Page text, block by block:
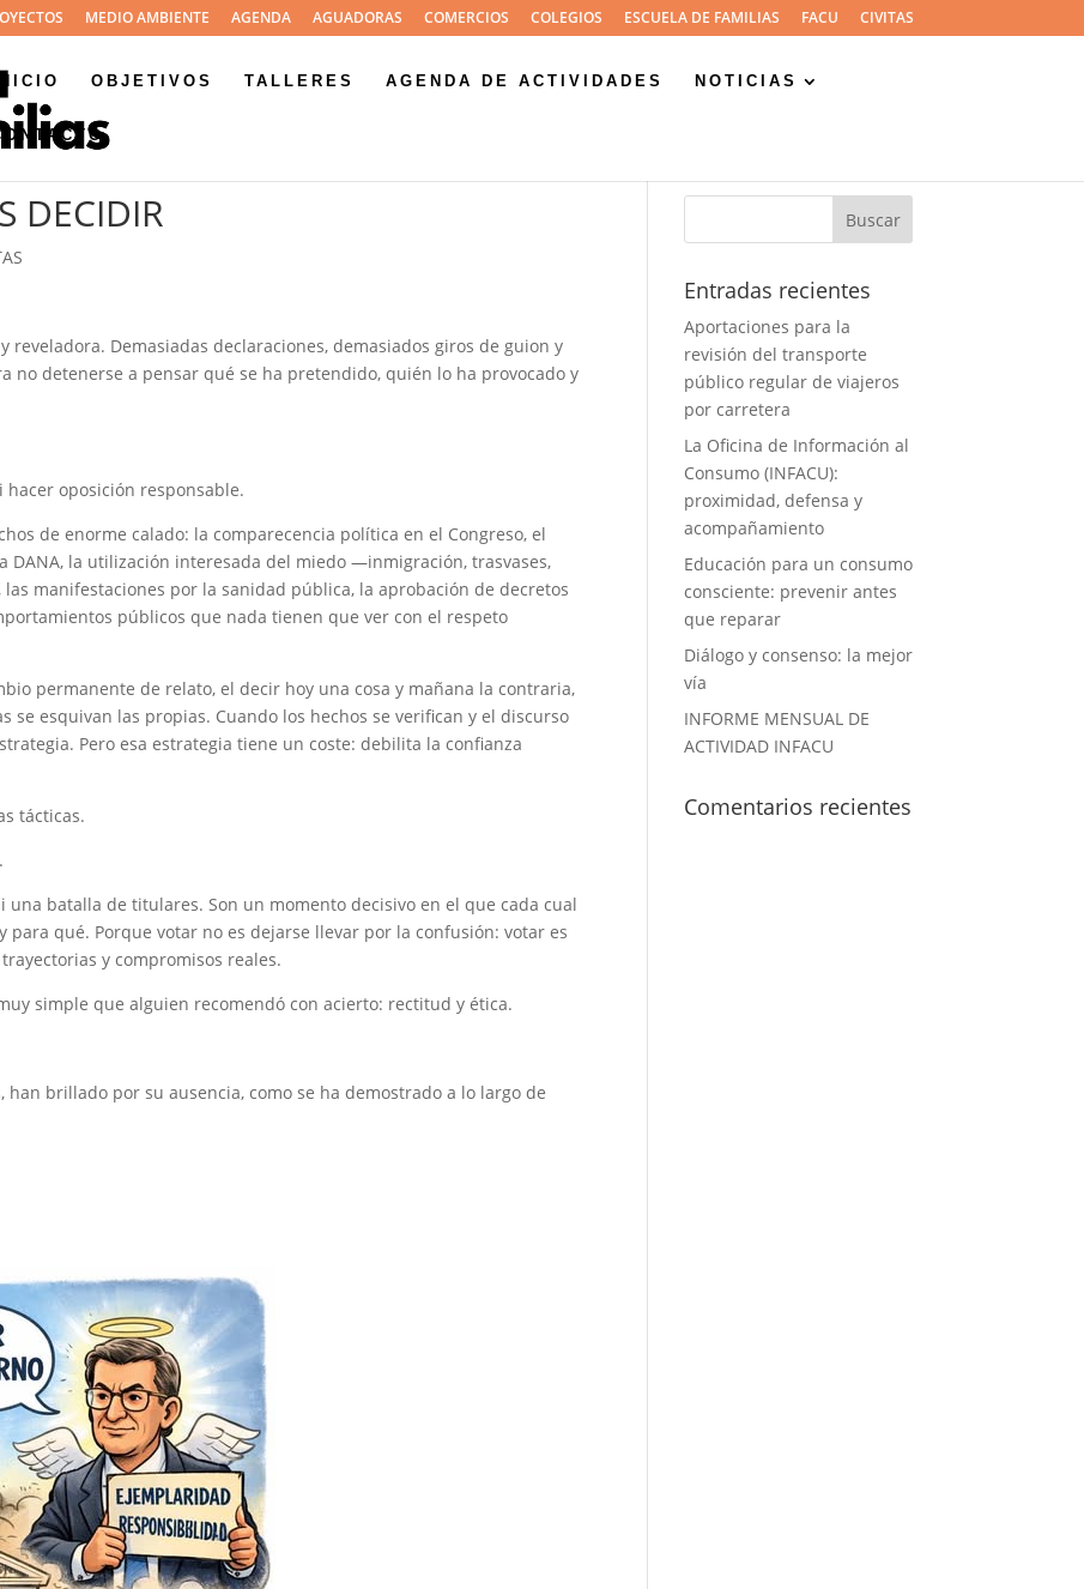
MEDIO AMBIENTE AGENDA AGUADORAS COMERCIOS COLEGIOS ESCUELA DE FAMILIAS FACU CIVITAS
OBJETIVOS TALLERES AGENDA DE ACTIVIDADES NOTICIAS
DECIDIR
reveladora. Demasiadas declaraciones, demasiados giros de guion y
no detenerse a pensar qué se ha pretendido, quién lo ha provocado y
oposición responsable.
de enorme calado: la comparecencia política en el Congreso, el
DANA, la utilización interesada del miedo —inmigración, trasvases,
manifestaciones por la sanidad pública, la aprobación de decretos
públicos que nada tienen que ver con el respeto
permanente de relato, el decir hoy una cosa y mañana la contraria,
esquivan las propias. Cuando los hechos se verifican y el discurso
Pero esa estrategia tiene un coste: debilita la confianza
tácticas.
una batalla de titulares. Son un momento decisivo en el que cada cual
qué. Porque votar no es dejarse llevar por la confusión: votar es
y compromisos reales.
simple que alguien recomendó con acierto: rectitud y ética.
han brillado por su ausencia, como se ha demostrado a lo largo de
Entradas recientes
Aportaciones para la
revisión del transporte
público regular de viajeros
por carretera
La Oficina de Información al
Consumo (INFACU):
proximidad, defensa y
acompañamiento
Educación para un consumo
consciente: prevenir antes
que reparar
Diálogo y consenso: la mejor
vía
INFORME MENSUAL DE
ACTIVIDAD INFACU
Comentarios recientes